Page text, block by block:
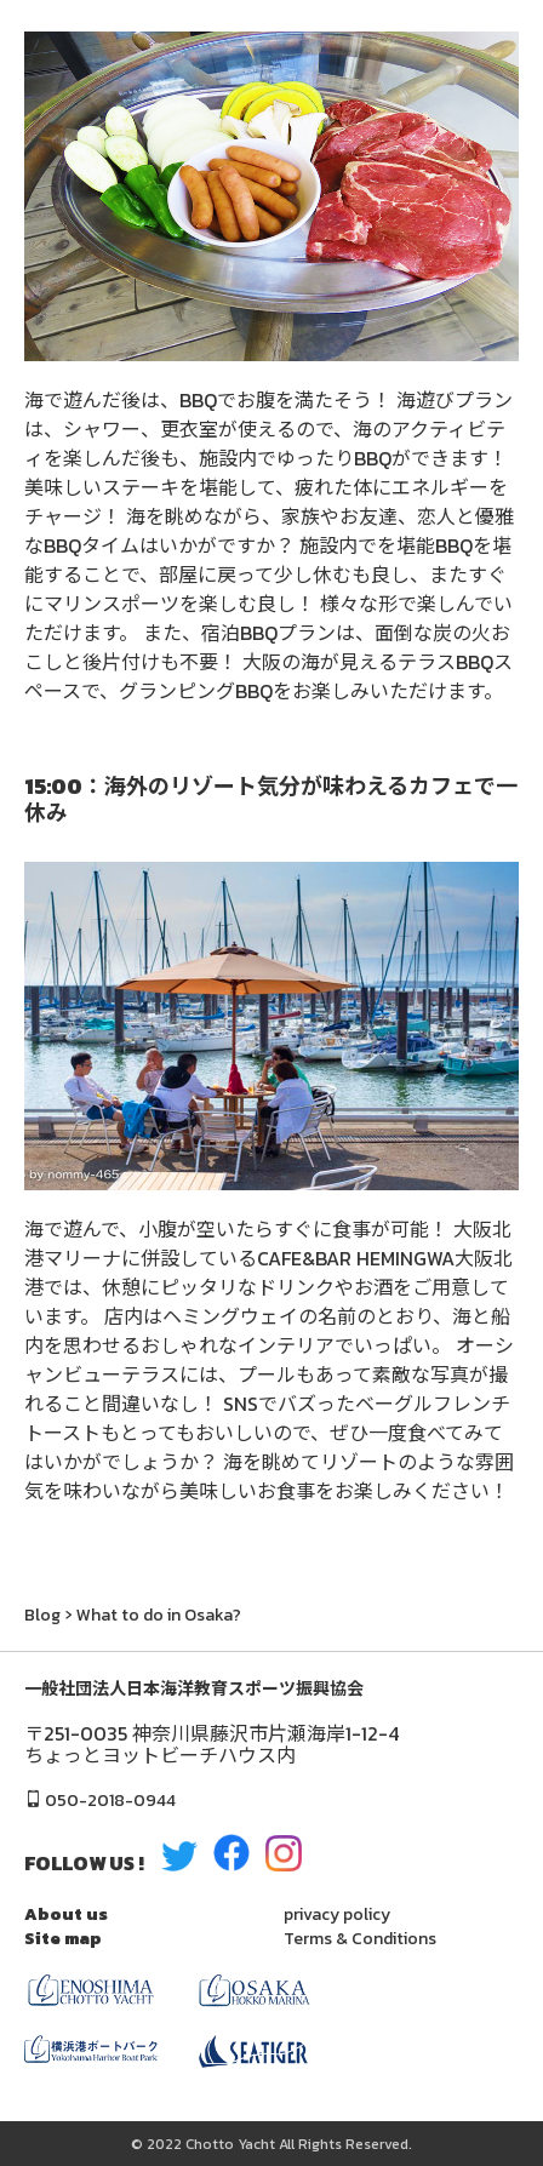
海で遊んだ後は、BBQでお腹を満たそう！ 海遊びプラン
は、シャワー、更衣室が使えるので、海のアクティビテ
ィを楽しんだ後も、施設内でゆったりBBQができます！
美味しいステーキを堪能して、疲れた体にエネルギーを
チャージ！ 海を眺めながら、家族やお友達、恋人と優雅
なBBQタイムはいかがですか？ 施設内でを堪能BBQを堪
能することで、部屋に戻って少し休むも良し、またすぐ
にマリンスポーツを楽しむ良し！ 様々な形で楽しんでい
ただけます。 また、宿泊BBQプランは、面倒な炭の火お
こしと後片付けも不要！ 大阪の海が見えるテラスBBQス
ペースで、グランピングBBQをお楽しみいただけます。
15:00：海外のリゾート気分が味わえるカフェで一
休み
海で遊んで、小腹が空いたらすぐに食事が可能！ 大阪北
港マリーナに併設しているCAFE&BAR HEMINGWA大阪北
港では、休憩にピッタリなドリンクやお酒をご用意して
います。 店内はヘミングウェイの名前のとおり、海と船
内を思わせるおしゃれなインテリアでいっぱい。 オーシ
ャンビューテラスには、プールもあって素敵な写真が撮
れること間違いなし！ SNSでバズったベーグルフレンチ
トーストもとってもおいしいので、ぜひ一度食べてみて
はいかがでしょうか？ 海を眺めてリゾートのような雰囲
気を味わいながら美味しいお食事をお楽しみください！
Blog What to do in Osaka?
一般社団法人日本海洋教育スポーツ振興協会
〒251-0035 神奈川県藤沢市片瀬海岸1-12-4
ちょっとヨットビーチハウス内
050-2018-0944
FOLLOW US !
About us
Site map
privacy policy
Terms & Conditions
© 2022 Chotto Yacht All Rights Reserved.